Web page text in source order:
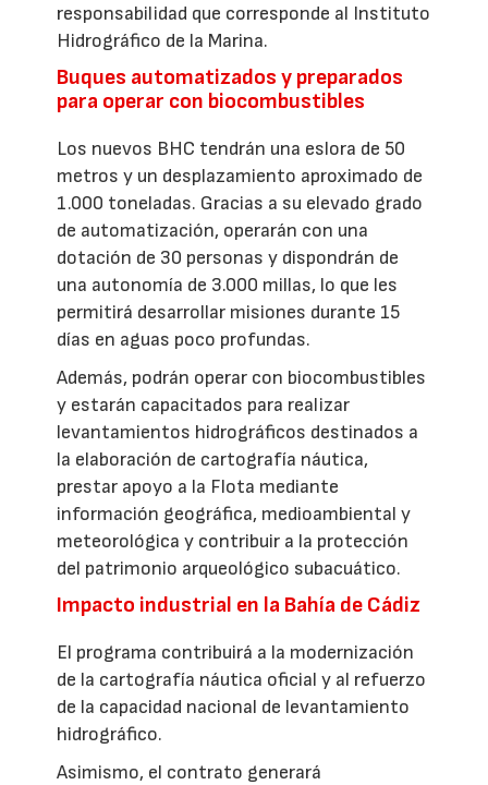
responsabilidad que corresponde al Instituto
Hidrográfico de la Marina.
Buques automatizados y preparados
para operar con biocombustibles
Los nuevos BHC tendrán una eslora de 50
metros y un desplazamiento aproximado de
1.000 toneladas. Gracias a su elevado grado
de automatización, operarán con una
dotación de 30 personas y dispondrán de
una autonomía de 3.000 millas, lo que les
permitirá desarrollar misiones durante 15
días en aguas poco profundas.
Además, podrán operar con biocombustibles
y estarán capacitados para realizar
levantamientos hidrográficos destinados a
la elaboración de cartografía náutica,
prestar apoyo a la Flota mediante
información geográfica, medioambiental y
meteorológica y contribuir a la protección
del patrimonio arqueológico subacuático.
Impacto industrial en la Bahía de Cádiz
El programa contribuirá a la modernización
de la cartografía náutica oficial y al refuerzo
de la capacidad nacional de levantamiento
hidrográfico.
Asimismo, el contrato generará